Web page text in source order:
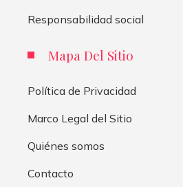
Responsabilidad social
Mapa Del Sitio
Política de Privacidad
Marco Legal del Sitio
Quiénes somos
Contacto